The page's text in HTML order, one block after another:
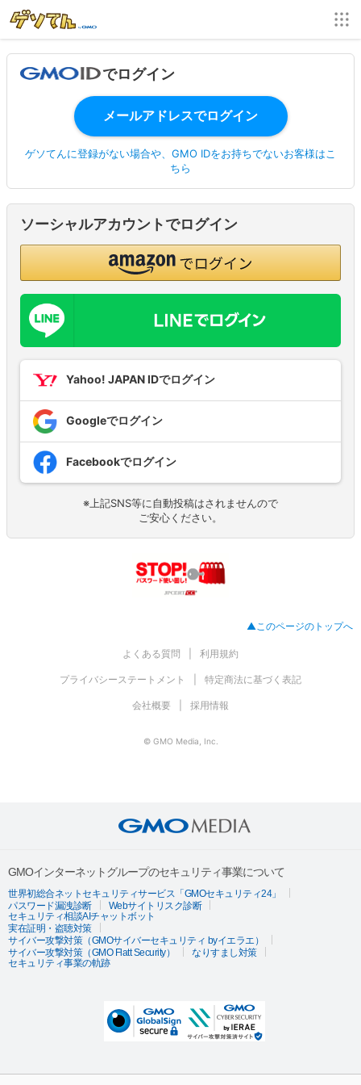
でログイン
ゲソてんに登録がない場合や、GMO IDをお持ちでないお客様はこ
ちら
ソーシャルアカウントでログイン
Yahoo! JAPAN IDでログイン
Googleでログイン
Facebookでログイン
※上記SNS等に自動投稿はされませんので
ご安心ください。
▲このページのトップへ
よくある質問 利用規約
プライバシーステートメント 特定商法に基づく表記
会社概要 採用情報
© GMO Media, Inc.
GMOインターネットグループのセキュリティ事業について
世界初総合ネットセキュリティサービス「GMOセキュリティ24」
パスワード漏洩診断
Webサイトリスク診断
セキュリティ相談AIチャットボット
実在証明・盗聴対策
サイバー攻撃対策（GMOサイバーセキュリティ byイエラエ）
サイバー攻撃対策（GMO Flatt Security）
なりすまし対策
セキュリティ事業の軌跡